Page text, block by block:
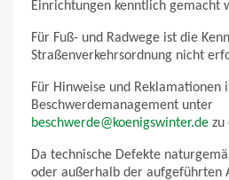
Einrichtungen kenntlich gemacht
Für Fuß- und Radwege ist die
Straßenverkehrsordnung nicht
Für Hinweise und Reklamationen
Beschwerdemanagement unter
beschwerde@koenigswinter.de zu
Da technische Defekte
oder außerhalb der aufgeführten